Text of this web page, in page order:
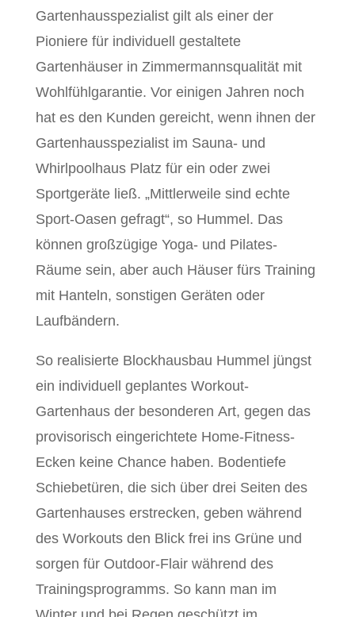
Gartenhausspezialist gilt als einer der
Pioniere für individuell gestaltete
Gartenhäuser in Zimmermannsqualität mit
Wohlfühlgarantie. Vor einigen Jahren noch
hat es den Kunden gereicht, wenn ihnen der
Gartenhausspezialist im Sauna- und
Whirlpoolhaus Platz für ein oder zwei
Sportgeräte ließ. „Mittlerweile sind echte
Sport-Oasen gefragt“, so Hummel. Das
können großzügige Yoga- und Pilates-
Räume sein, aber auch Häuser fürs Training
mit Hanteln, sonstigen Geräten oder
Laufbändern.
So realisierte Blockhausbau Hummel jüngst
ein individuell geplantes Workout-
Gartenhaus der besonderen Art, gegen das
provisorisch eingerichtete Home-Fitness-
Ecken keine Chance haben. Bodentiefe
Schiebetüren, die sich über drei Seiten des
Gartenhauses erstrecken, geben während
des Workouts den Blick frei ins Grüne und
sorgen für Outdoor-Flair während des
Trainingsprogramms. So kann man im